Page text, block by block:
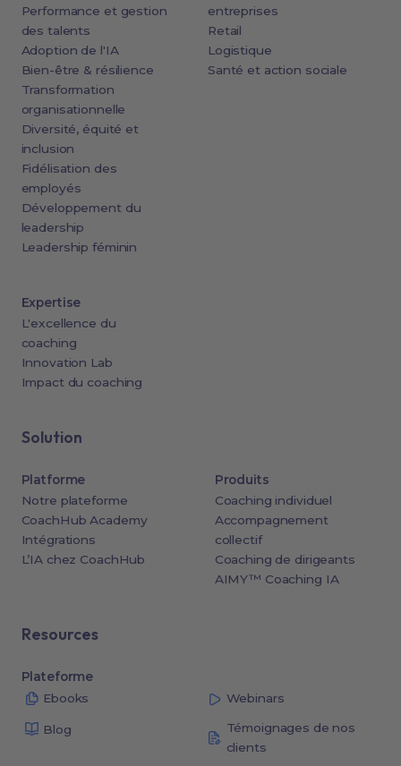
Performance et gestion
des talents
Adoption de l'IA
Bien-être & résilience
Transformation
organisationnelle
Diversité, équité et
inclusion
Fidélisation des
employés
Développement du
leadership
Leadership féminin
entreprises
Retail
Logistique
Santé et action sociale
Expertise
L'excellence du
coaching
Innovation Lab
Impact du coaching
Solution
Platforme
Notre plateforme
CoachHub Academy
Intégrations
L’IA chez CoachHub
Produits
Coaching individuel
Accompagnement
collectif
Coaching de dirigeants
AIMY™ Coaching IA
Resources
Plateforme
Ebooks
Webinars
Blog
Témoignages de nos
clients